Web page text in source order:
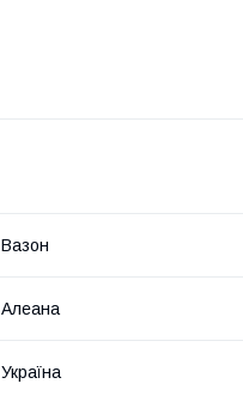
Вазон
Алеана
Україна